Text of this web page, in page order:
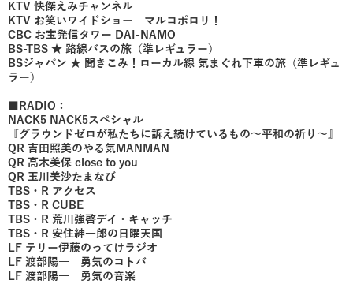
KTV 快傑えみチャンネル
KTV お笑いワイドショー マルコポロリ！
CBC お宝発信タワー DAI-NAMO
BS-TBS ★ 路線バスの旅（準レギュラー）
BSジャパン ★ 聞きこみ！ローカル線 気まぐれ下車の旅（準レギュ
ラー）
■RADIO：
NACK5 NACK5スペシャル
『グラウンドゼロが私たちに訴え続けているもの～平和の祈り～』
QR 吉田照美のやる気MANMAN
QR 高木美保 close to you
QR 玉川美沙たまなび
TBS・R アクセス
TBS・R CUBE
TBS・R 荒川強啓デイ・キャッチ
TBS・R 安住紳一郎の日曜天国
LF テリー伊藤のってけラジオ
LF 渡部陽一 勇気のコトバ
LF 渡部陽一 勇気の音楽